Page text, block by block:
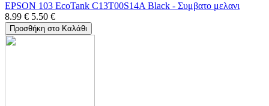
EPSON 103 EcoTank C13T00S14A Black - Συμβατο μελανι
8.99 € 5.50 €
Προσθήκη στο Καλάθι